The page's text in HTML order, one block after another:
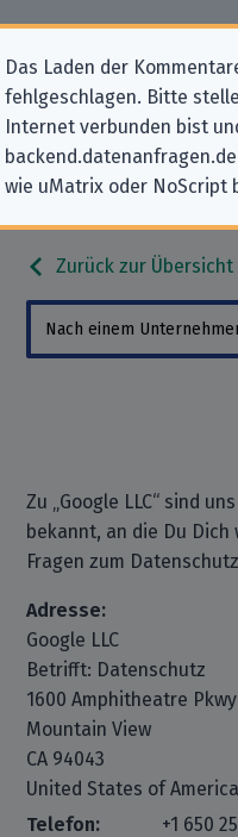
Das Laden der
fehlgeschlagen. Bitte
Internet verbunden bist
wie uMatrix oder NoScript
Zurück zur Übersicht
Zu „Google LLC“ sind
bekannt, an die Du Dich
Fragen zum
Adresse:
Google LLC
Betrifft: Datenschutz
1600 Amphitheatre Pkwy
Mountain View
CA 94043
United States of America
Telefon:
+1 650